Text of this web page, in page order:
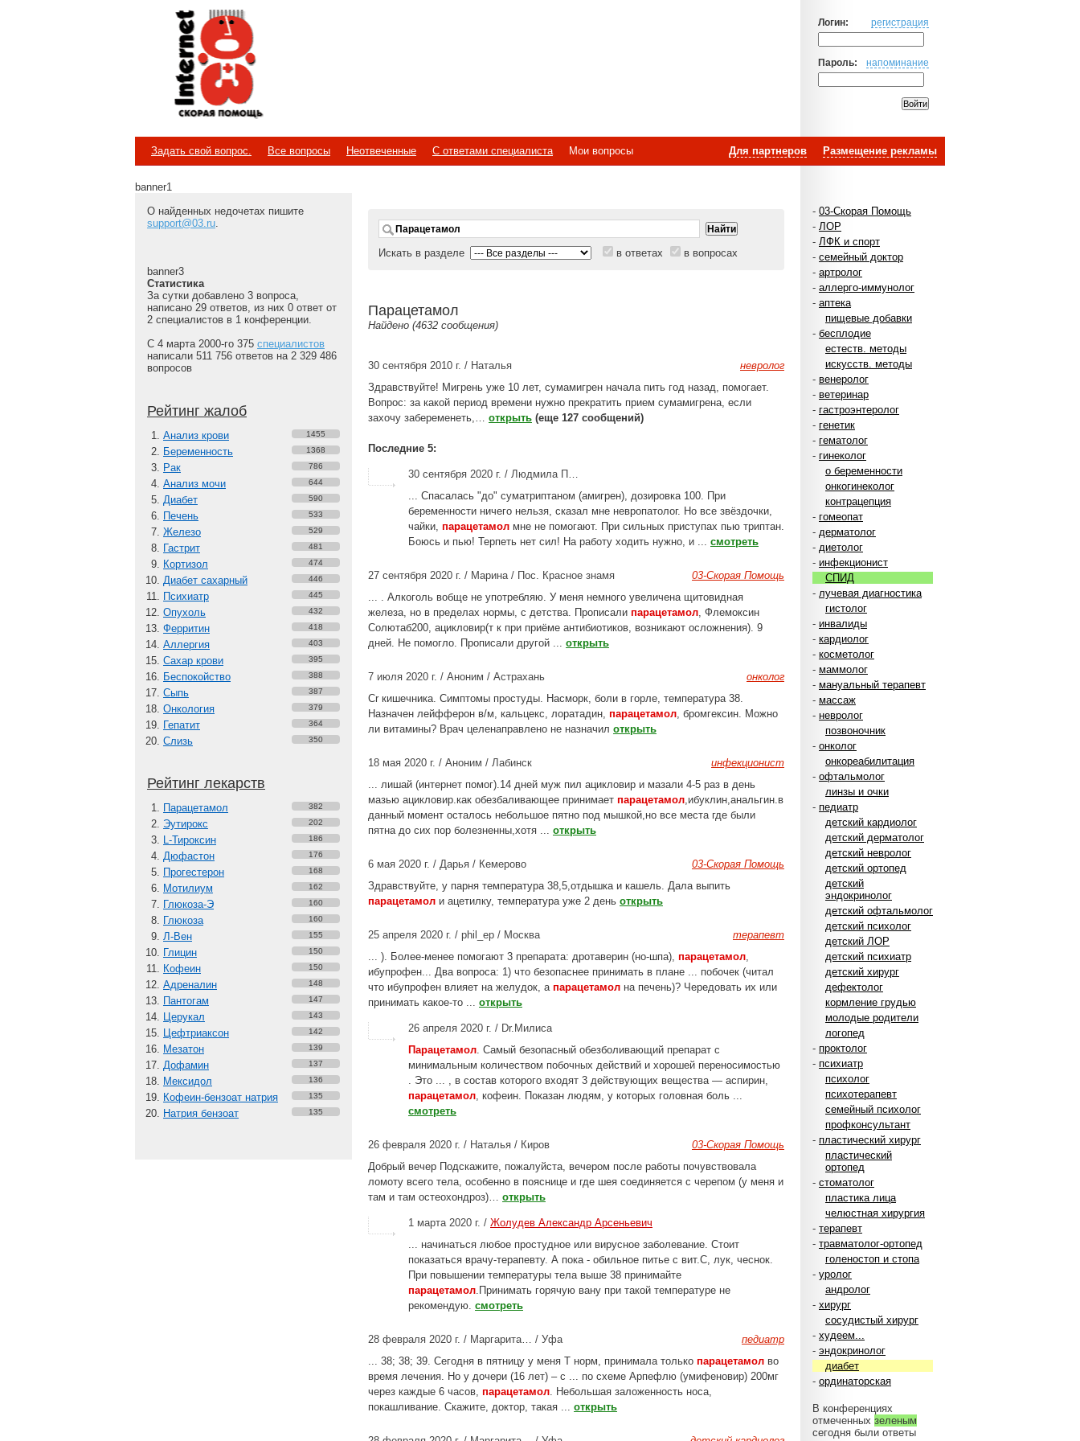
Логин: регистрация
Пароль: напоминание
Internet
Скорая помощь
Размещение рекламы
Для партнеров
Задать свой вопрос. Все вопросы Неотвеченные С ответами специалиста Мои вопросы
banner1
- 03-Скорая Помощь
- ЛОР
- ЛФК и спорт
- семейный доктор
- артролог
- аллерго-иммунолог
- аптека
пищевые добавки
- бесплодие
естеств. методы
искусств. методы
- венеролог
- ветеринар
- гастроэнтеролог
- генетик
- гематолог
- гинеколог
о беременности
онкогинеколог
контрацепция
- гомеопат
- дерматолог
- диетолог
- инфекционист
СПИД
- лучевая диагностика
гистолог
- инвалиды
- кардиолог
- косметолог
- маммолог
- мануальный терапевт
- массаж
- невролог
позвоночник
- онколог
онкореабилитация
- офтальмолог
линзы и очки
- педиатр
детский кардиолог
детский дерматолог
детский невролог
детский ортопед
детский
эндокринолог
детский офтальмолог
детский психолог
детский ЛОР
детский психиатр
детский хирург
дефектолог
кормление грудью
молодые родители
логопед
- проктолог
- психиатр
психолог
психотерапевт
семейный психолог
профконсультант
- пластический хирург
пластический
ортопед
- стоматолог
пластика лица
челюстная хирургия
- терапевт
- травматолог-ортопед
голеностоп и стопа
- уролог
андролог
- хирург
сосудистый хирург
- худеем...
- эндокринолог
диабет
- ординаторская
В конференциях
отмеченных зеленым
сегодня были ответы
О найденных недочетах пишите
support@03.ru.
banner3
Статистика
За сутки добавлено 3 вопроса,
написано 29 ответов, из них 0 ответ от
2 специалистов в 1 конференции.
С 4 марта 2000-го 375 специалистов
написали 511 756 ответов на 2 329 486
вопросов
Рейтинг жалоб
Анализ крови 1455
Беременность 1368
Рак 786
Анализ мочи 644
Диабет 590
Печень 533
Железо 529
Гастрит 481
Кортизол 474
Диабет сахарный 446
Психиатр 445
Опухоль 432
Ферритин 418
Аллергия 403
Сахар крови 395
Беспокойство 388
Сыпь 387
Онкология 379
Гепатит 364
Слизь 350
Рейтинг лекарств
Парацетамол 382
Эутирокс 202
L-Тироксин 186
Дюфастон 176
Прогестерон 168
Мотилиум 162
Глюкоза-Э 160
Глюкоза 160
Л-Вен 155
Глицин 150
Кофеин 150
Адреналин 148
Пантогам 147
Церукал 143
Цефтриаксон 142
Мезатон 139
Дофамин 137
Мексидол 136
Кофеин-бензоат натрия 135
Натрия бензоат 135
Искать в разделе в ответах в вопросах
Парацетамол
Найдено (4632 сообщения)
невролог
30 сентября 2010 г. / Наталья
Здравствуйте! Мигрень уже 10 лет, сумамигрен начала пить год назад, помогает.
Вопрос: за какой период времени нужно прекратить прием сумамигрена, если
захочу забеременеть,… открыть (еще 127 сообщений)
Последние 5:
30 сентября 2020 г. / Людмила П…
... Спасалась "до" суматриптаном (амигрен), дозировка 100. При
беременности ничего нельзя, сказал мне невропатолог. Но все звёздочки,
чайки, парацетамол мне не помогают. При сильных приступах пью триптан.
Боюсь и пью! Терпеть нет сил! На работу ходить нужно, и ... смотреть
03-Скорая Помощь
27 сентября 2020 г. / Марина / Пос. Красное знамя
... . Алкоголь вобще не употребляю. У меня немного увеличена щитовидная
железа, но в пределах нормы, с детства. Прописали парацетамол, Флемоксин
Солютаб200, ацикловир(т к при приёме антибиотиков, возникают осложнения). 9
дней. Не помогло. Прописали другой ... открыть
онколог
7 июля 2020 г. / Аноним / Астрахань
Сr кишечника. Симптомы простуды. Насморк, боли в горле, температура 38.
Назначен лейфферон в/м, кальцекс, лоратадин, парацетамол, бромгексин. Можно
ли витамины? Врач целенаправлено не назначил открыть
инфекционист
18 мая 2020 г. / Аноним / Лабинск
... лишай (интернет помог).14 дней муж пил ацикловир и мазали 4-5 раз в день
мазью ацикловир.как обезбаливающее принимает парацетамол,ибуклин,анальгин.в
данный момент осталось небольшое пятно под мышкой,но все места где были
пятна до сих пор болезненны,хотя ... открыть
03-Скорая Помощь
6 мая 2020 г. / Дарья / Кемерово
Здравствуйте, у парня температура 38,5,отдышка и кашель. Дала выпить
парацетамол и ацетилку, температура уже 2 день открыть
терапевт
25 апреля 2020 г. / phil_ep / Москва
... ). Более-менее помогают 3 препарата: дротаверин (но-шпа), парацетамол,
ибупрофен... Два вопроса: 1) что безопаснее принимать в плане ... побочек (читал
что ибупрофен влияет на желудок, а парацетамол на печень)? Чередовать их или
принимать какое-то ... открыть
26 апреля 2020 г. / Dr.Милиса
Парацетамол. Самый безопасный обезболивающий препарат с
минимальным количеством побочных действий и хорошей переносимостью
. Это ... , в состав которого входят 3 действующих вещества — аспирин,
парацетамол, кофеин. Показан людям, у которых головная боль ...
смотреть
03-Скорая Помощь
26 февраля 2020 г. / Наталья / Киров
Добрый вечер Подскажите, пожалуйста, вечером после работы почувствовала
ломоту всего тела, особенно в пояснице и где шея соединяется с черепом (у меня и
там и там остеохондроз)… открыть
1 марта 2020 г. / Жолудев Александр Арсеньевич
... начинаться любое простудное или вирусное заболевание. Стоит
показаться врачу-терапевту. А пока - обильное питье с вит.С, лук, чеснок.
При повышении температуры тела выше 38 принимайте
парацетамол.Принимать горячую вану при такой температуре не
рекомендую. смотреть
педиатр
28 февраля 2020 г. / Маргарита… / Уфа
... 38; 38; 39. Сегодня в пятницу у меня Т норм, принимала только парацетамол во
время лечения. Но у дочери (16 лет) – с ... по схеме Арпефлю (умифеновир) 200мг
через каждые 6 часов, парацетамол. Небольшая заложенность носа,
покашливание. Скажите, доктор, такая ... открыть